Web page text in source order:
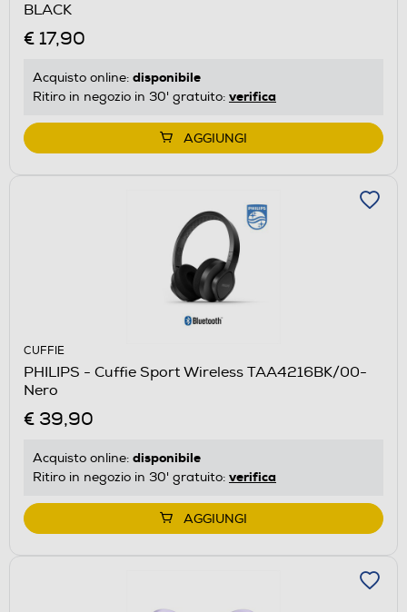
BLACK
€ 17,90
Acquisto online: disponibile
Ritiro in negozio in 30' gratuito: verifica
AGGIUNGI
CUFFIE
PHILIPS - Cuffie Sport Wireless TAA4216BK/00-
Nero
€ 39,90
Acquisto online: disponibile
Ritiro in negozio in 30' gratuito: verifica
AGGIUNGI